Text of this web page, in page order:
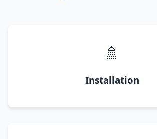
🚿
Installation